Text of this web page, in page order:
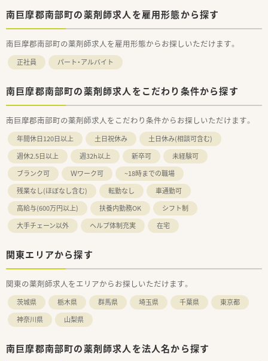
南巨摩郡南部町の薬剤師求人を雇用形態から探す
南巨摩郡南部町の薬剤師求人を雇用形態からお探しいただけます。
正社員 パート・アルバイト
南巨摩郡南部町の薬剤師求人をこだわり条件から探す
南巨摩郡南部町の薬剤師求人をこだわり条件からお探しいただけます。
年間休日120日以上 土日祝休み
土日休み(相談可含む)
週休2.5日以上
週32h以上 新卒可
未経験可
ブランク可
Ｗワーク可
~18時までの職場
残業なし(ほぼなし含む)
転勤なし
車通勤可
高給与(600万円以上)
扶養内勤務OK
シフト制
大手チェーン以外
ヘルプ体制充実 在宅
関東エリアから探す
関東の薬剤師求人をエリアからお探しいただけます。
茨城県 栃木県 群馬県 埼玉県 千葉県
東京都
神奈川県
山梨県
南巨摩郡南部町の薬剤師求人を法人名から探す